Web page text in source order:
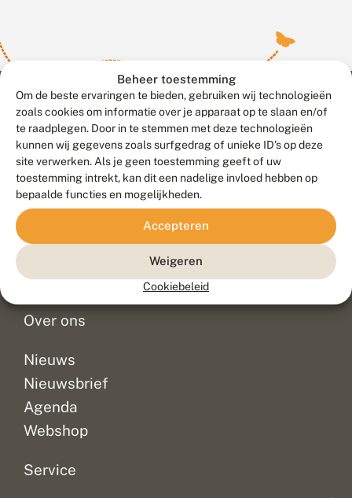
Beheer toestemming
Om de beste ervaringen te bieden, gebruiken wij technologieën
zoals cookies om informatie over je apparaat op te slaan en/of
te raadplegen. Door in te stemmen met deze technologieën
kunnen wij gegevens zoals surfgedrag of unieke ID's op deze
site verwerken. Als je geen toestemming geeft of uw
toestemming intrekt, kan dit een nadelige invloed hebben op
bepaalde functies en mogelijkheden.
Accepteren
Weigeren
Cookiebeleid
Contact
Veelgestelde vragen
Doneer
Over ons
Nieuws
Nieuwsbrief
Agenda
Webshop
Service
Meld waarnemingen© 2026 Vlinderstichting
Duurzaam ontwikkeld door
Go2People
, ontworpen door
Blue Field Agency
Privacy
Disclaimer
Sitemap